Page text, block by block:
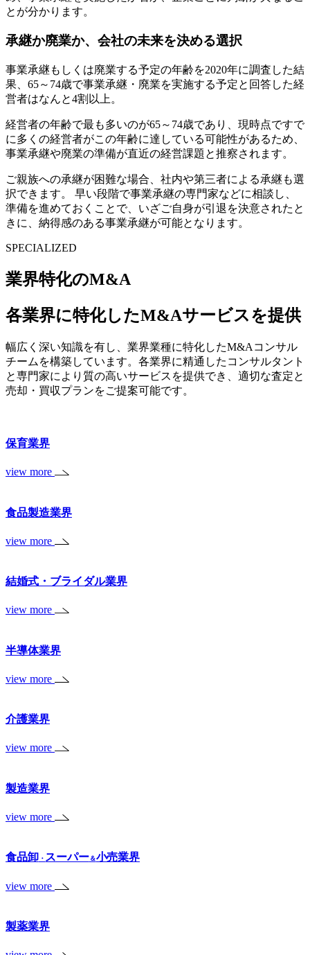
とが分かります。
承継か廃業か、会社の未来を決める選択
事業承継もしくは廃業する予定の年齢を2020年に調査した結
果、65～74歳で事業承継・廃業を実施する予定と回答した経
営者はなんと4割以上。
経営者の年齢で最も多いのが65～74歳であり、現時点ですで
に多くの経営者がこの年齢に達している可能性があるため、
事業承継や廃業の準備が直近の経営課題と推察されます。
ご親族への承継が困難な場合、社内や第三者による承継も選
択できます。 早い段階で事業承継の専門家などに相談し、
準備を進めておくことで、いざご自身が引退を決意されたと
きに、納得感のある事業承継が可能となります。
SPECIALIZED
業界特化のM&A
各業界に特化したM&Aサービスを提供
幅広く深い知識を有し、業界業種に特化したM&Aコンサル
チームを構築しています。各業界に精通したコンサルタント
と専門家により質の高いサービスを提供でき、適切な査定と
売却・買収プランをご提案可能です。
保育業界
view more
食品製造業界
view more
結婚式・ブライダル業界
view more
半導体業界
view more
介護業界
view more
製造業界
view more
食品卸・ スーパー＆小売業界
view more
製薬業界